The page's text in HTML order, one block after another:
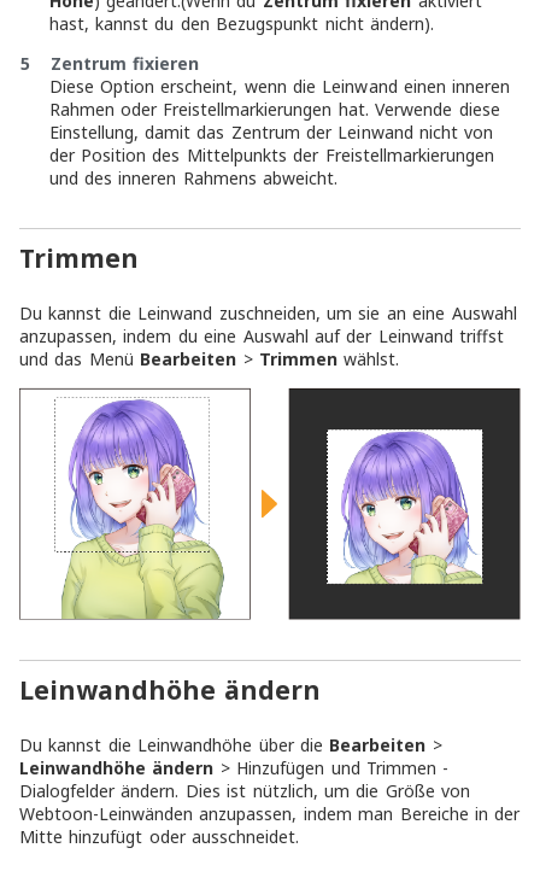
hast, kannst du den Bezugspunkt nicht ändern).
5 Zentrum fixieren
Diese Option erscheint, wenn die Leinwand einen inneren
Rahmen oder Freistellmarkierungen hat. Verwende diese
Einstellung, damit das Zentrum der Leinwand nicht von
der Position des Mittelpunkts der Freistellmarkierungen
und des inneren Rahmens abweicht.
Trimmen
Du kannst die Leinwand zuschneiden, um sie an eine Auswahl
anzupassen, indem du eine Auswahl auf der Leinwand triffst
und das Menü Bearbeiten > Trimmen wählst.
Leinwandhöhe ändern
Du kannst die Leinwandhöhe über die Bearbeiten >
Leinwandhöhe ändern > Hinzufügen und Trimmen -
Dialogfelder ändern. Dies ist nützlich, um die Größe von
Webtoon-Leinwänden anzupassen, indem man Bereiche in der
Mitte hinzufügt oder ausschneidet.